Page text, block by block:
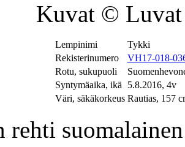
Kuvat ©
Lempinimi
Tykki
Rekisterinumero
VH17-018-
Rotu, sukupuoli
Syntymäaika, ikä
5.8.2016, 4v
Väri, säkäkorkeus Rautias, 157
rehti